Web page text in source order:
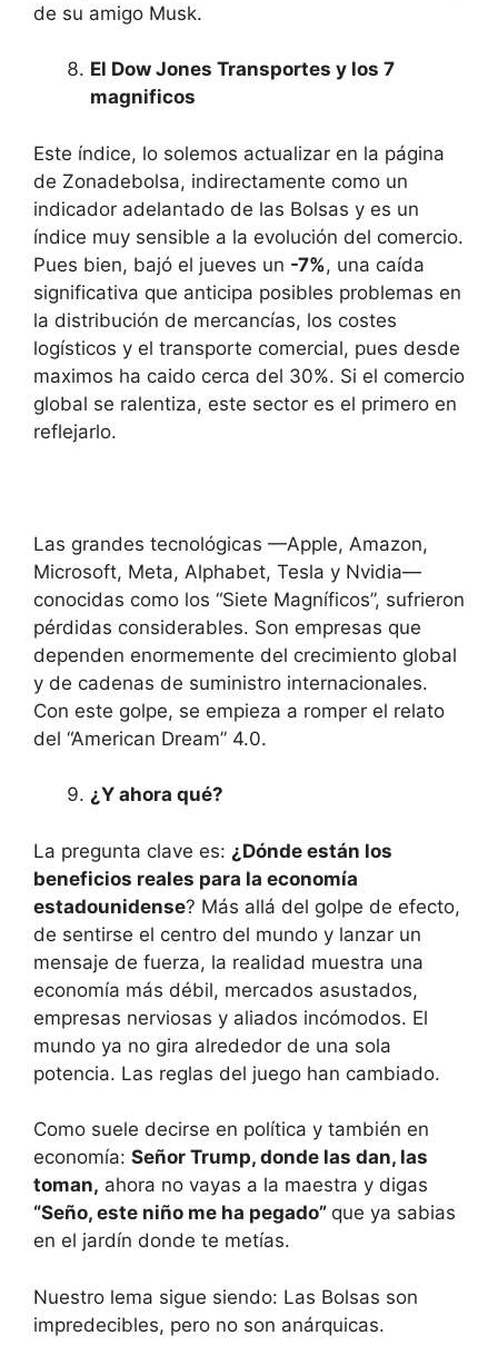
de su amigo Musk.
El Dow Jones Transportes y los 7
magnificos
Este índice, lo solemos actualizar en la página
de Zonadebolsa, indirectamente como un
indicador adelantado de las Bolsas y es un
índice muy sensible a la evolución del comercio.
Pues bien, bajó el jueves un -7%, una caída
significativa que anticipa posibles problemas en
la distribución de mercancías, los costes
logísticos y el transporte comercial, pues desde
maximos ha caido cerca del 30%. Si el comercio
global se ralentiza, este sector es el primero en
reflejarlo.
Las grandes tecnológicas —Apple, Amazon,
Microsoft, Meta, Alphabet, Tesla y Nvidia—
conocidas como los “Siete Magníficos”, sufrieron
pérdidas considerables. Son empresas que
dependen enormemente del crecimiento global
y de cadenas de suministro internacionales.
Con este golpe, se empieza a romper el relato
del “American Dream” 4.0.
¿Y ahora qué?
La pregunta clave es: ¿Dónde están los
beneficios reales para la economía
estadounidense? Más allá del golpe de efecto,
de sentirse el centro del mundo y lanzar un
mensaje de fuerza, la realidad muestra una
economía más débil, mercados asustados,
empresas nerviosas y aliados incómodos. El
mundo ya no gira alrededor de una sola
potencia. Las reglas del juego han cambiado.
Como suele decirse en política y también en
economía: Señor Trump, donde las dan, las
toman, ahora no vayas a la maestra y digas
“Seño, este niño me ha pegado” que ya sabias
en el jardín donde te metías.
Nuestro lema sigue siendo: Las Bolsas son
impredecibles, pero no son anárquicas.